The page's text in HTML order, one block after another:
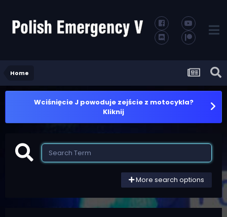
Home
Wciśnięcie J powoduje zejście z motocykla?
Kliknij
More search options